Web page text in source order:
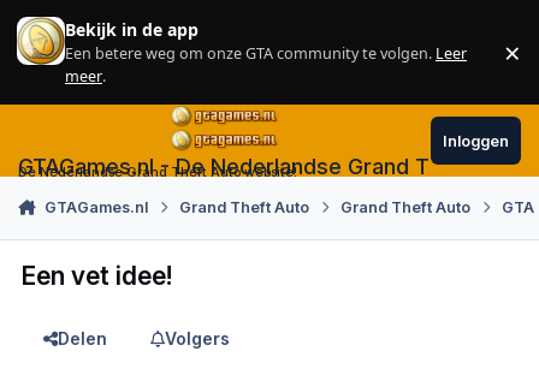
Skip to content
Bekijk in de app
Een betere weg om onze GTA community te volgen. Leer
meer.
×
GTAGames.nl - De Nederlandse Grand Theft Auto
De Nederlandse Grand Theft Auto website!
Inloggen
GTAGames.nl Grand Theft Auto Grand Theft Auto
Een vet idee!
Delen Volgers